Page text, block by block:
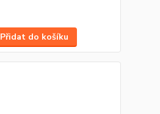
Přidat do košíku